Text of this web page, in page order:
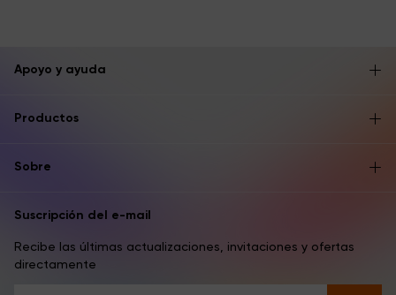
Apoyo y ayuda
Productos
Sobre
Suscripción del e-mail
Recibe las últimas actualizaciones, invitaciones y ofertas
directamente